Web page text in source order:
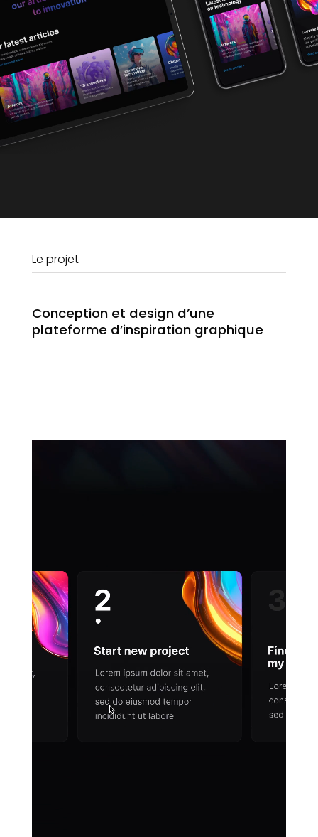
Le projet
Conception et design d’une
plateforme d’inspiration graphique